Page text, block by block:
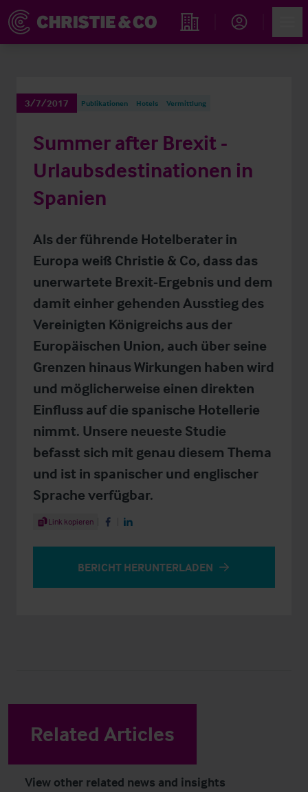
Immobiliensuche
3/7/2017 Publikationen Hotels Vermittlung
Summer after Brexit -
Urlaubsdestinationen in
Spanien
Als der führende Hotelberater in
Europa weiß Christie & Co, dass das
unerwartete Brexit-Ergebnis und dem
damit einher gehenden Ausstieg des
Vereinigten Königreichs aus der
Europäischen Union, auch über seine
Grenzen hinaus Wirkungen haben wird
und möglicherweise einen direkten
Einfluss auf die spanische Hotellerie
nimmt. Unsere neueste Studie
befasst sich mit genau diesem Thema
und ist in spanischer und englischer
Sprache verfügbar.
Share Article
Link kopieren Share on Facebook
Share on LinkedIn
BERICHT HERUNTERLADEN
Related Articles
View other related news and insights